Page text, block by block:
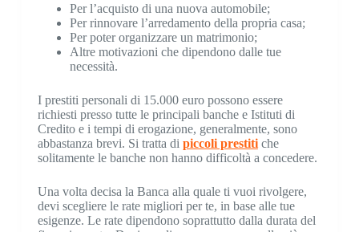
Per l’acquisto di una nuova automobile;
Per rinnovare l’arredamento della propria casa;
Per poter organizzare un matrimonio;
Altre motivazioni che dipendono dalle tue
necessità.
I prestiti personali di 15.000 euro possono essere
richiesti presso tutte le principali banche e Istituti di
Credito e i tempi di erogazione, generalmente, sono
abbastanza brevi. Si tratta di piccoli prestitiche
solitamente le banche non hanno difficoltà a concedere.
Una volta decisa la Banca alla quale ti vuoi rivolgere,
devi scegliere le rate migliori per te, in base alle tue
esigenze. Le rate dipendono soprattutto dalla durata del